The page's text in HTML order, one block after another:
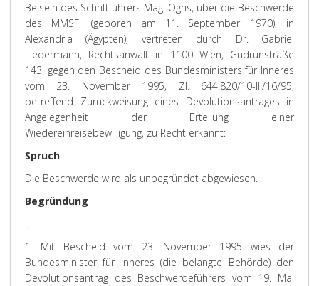
Beisein des Schriftführers Mag. Ogris, über die Beschwerde
des MMSF, (geboren am 11. September 1970), in
Alexandria (Ägypten), vertreten durch Dr. Gabriel
Liedermann, Rechtsanwalt in 1100 Wien, Gudrunstraße
143, gegen den Bescheid des Bundesministers für Inneres
vom 23. November 1995, Zl. 644.820/10-III/16/95,
betreffend Zurückweisung eines Devolutionsantrages in
Angelegenheit der Erteilung einer
Wiedereinreisebewilligung, zu Recht erkannt:
Spruch
Die Beschwerde wird als unbegründet abgewiesen.
Begründung
I.
1. Mit Bescheid vom 23. November 1995 wies der
Bundesminister für Inneres (die belangte Behörde) den
Devolutionsantrag des Beschwerdeführers vom 19. Mai